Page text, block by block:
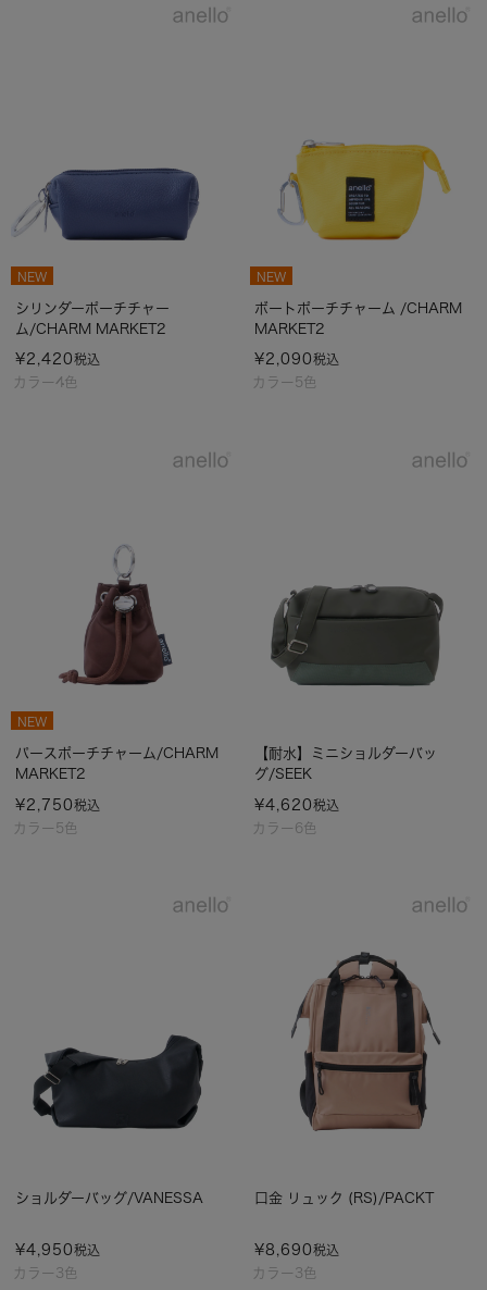
カラー4色
NEW
シリンダーポーチチャー
ム/CHARM MARKET2
¥2,420税込
カラー5色
NEW
ボートポーチチャーム /CHARM
MARKET2
¥2,090税込
カラー5色
NEW
パースポーチチャーム/CHARM
MARKET2
¥2,750税込
カラー6色
【耐水】ミニショルダーバッ
グ/SEEK
¥4,620税込
カラー3色
ショルダーバッグ/VANESSA
¥4,950税込
カラー3色
口金 リュック (RS)/PACKT
¥8,690税込